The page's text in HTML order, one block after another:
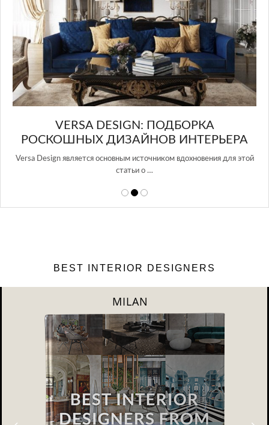
VERSA DESIGN: ПОДБОРКА
РОСКОШНЫХ ДИЗАЙНОВ ИНТЕРЬЕРА
Versa Design является основным источником вдохновения для этой
статьи о …
BEST INTERIOR DESIGNERS
DUBAI